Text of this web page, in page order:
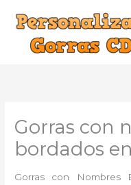
contenido
Gorras con
bordados
Gorras con Nombres